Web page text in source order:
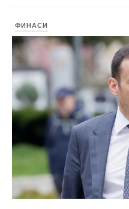
ФИНАСИ